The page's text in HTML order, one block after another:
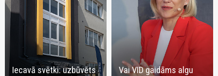
Iecavā svētki: uzbūvēts
Vai VID gaidāms algu